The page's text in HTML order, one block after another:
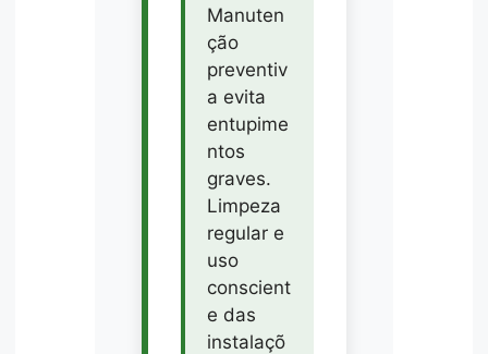
Manuten
ção
preventiv
a evita
entupime
ntos
graves.
Limpeza
regular e
uso
conscient
e das
instalaçõ